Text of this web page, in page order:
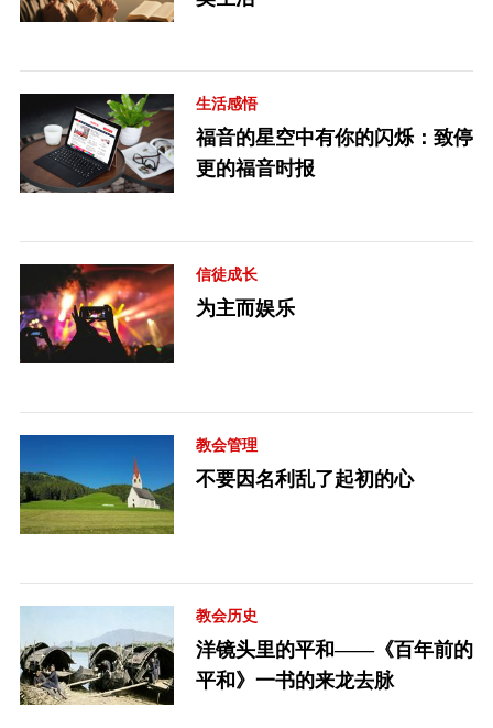
生活感悟
福音的星空中有你的闪烁：致停
更的福音时报
信徒成长
为主而娱乐
教会管理
不要因名利乱了起初的心
教会历史
洋镜头里的平和——《百年前的
平和》一书的来龙去脉